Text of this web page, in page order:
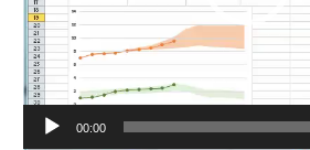
00:00